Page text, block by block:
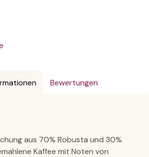
Bewertungen
aus 70% Robusta und 30%
Kaffee mit Noten von